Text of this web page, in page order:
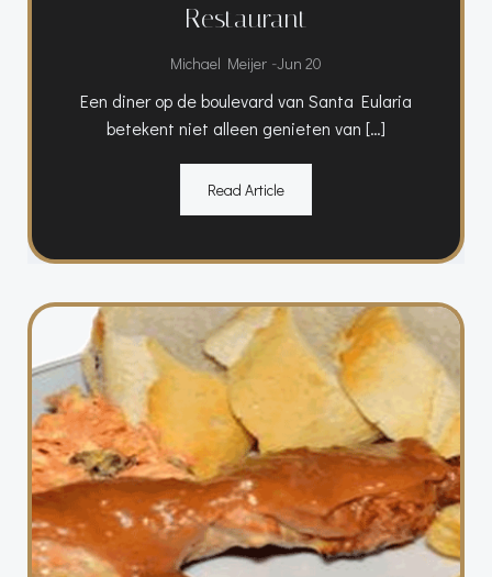
Restaurant
Michael Meijer -Jun 20
Een diner op de boulevard van Santa Eularia
betekent niet alleen genieten van […]
Read Article